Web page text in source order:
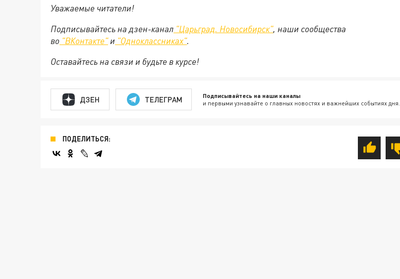
Уважаемые читатели!
Подписывайтесь на дзен-канал "Царьград. Новосибирск", наши сообщества
во "ВКонтакте"и "Одноклассниках".
Оставайтесь на связи и будьте в курсе!
ДЗЕН ТЕЛЕГРАМ Подписывайтесь на наши каналы
и первыми узнавайте о главных новостях и важнейших событиях дня.
ПОДЕЛИТЬСЯ: